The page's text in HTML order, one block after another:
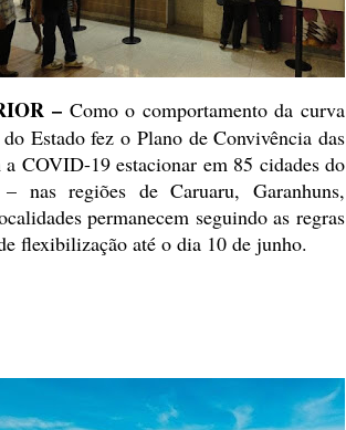
–Como o comportamento da curva
Estado fez o Plano de Convivência das
COVID-19 estacionar em 85 cidades do
– nas regiões de Caruaru, Garanhuns,
permanecem seguindo as regras
flexibilização até o dia 10 de junho.